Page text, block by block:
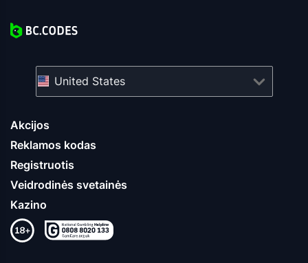
Akcijos
Reklamos kodas
Registruotis
Veidrodinės svetainės
Kazino
United States